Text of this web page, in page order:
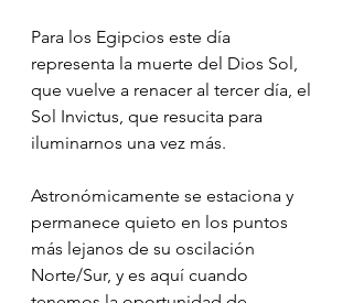
Para los Egipcios este día
representa la muerte del Dios Sol,
que vuelve a renacer al tercer día, el
Sol Invictus, que resucita para
iluminarnos una vez más.
Astronómicamente se estaciona y
permanece quieto en los puntos
más lejanos de su oscilación
Norte/Sur, y es aquí cuando